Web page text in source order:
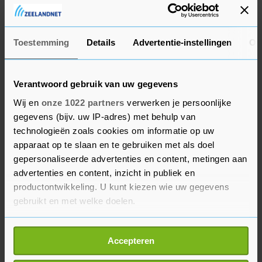
Toestemming Details Advertentie-instellingen
Verantwoord gebruik van uw gegevens
Wij en onze 1022 partners verwerken je persoonlijke
gegevens (bijv. uw IP-adres) met behulp van
technologieën zoals cookies om informatie op uw
apparaat op te slaan en te gebruiken met als doel
gepersonaliseerde advertenties en content, metingen aan
advertenties en content, inzicht in publiek en
productontwikkeling. U kunt kiezen wie uw gegevens
gebruikt en met welke doelen.
Als u het toestaat, willen we ook graag:
Informatie verzamelen over uw geografische
locatie, die tot een paar meter nauwkeurig kan zijn
Accepteren
Omzetwaarschuwing
Bij de kleinere bedrijven op het Damrak verloor
tegenvallende resultaten en een flinke
waardedaling van de vastgoedportefeuille.
Nokia kelderde meer dan 9 procent in Helsinki,
na een omzetwaarschuwing van de Finse maker
van netwerkapparatuur. De Zweedse
branchegenoot Ericsson, die afgelopen kwartaal
een verlies leed, dook 10,6 procent in het rood in
Stockholm.
De euro steeg tot het hoogste niveau sinds